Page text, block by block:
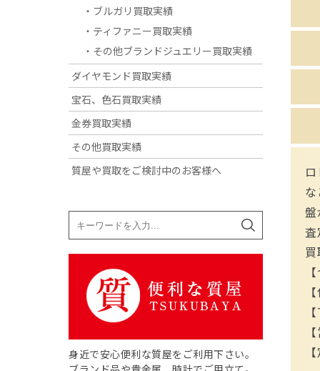
盤
査
・ブルガリ買取実績
・ティファニー買取実績
・その他ブランドジュエリー買取実績
ダイヤモンド買取実績
宝石、色石買取実績
金券買取実績
その他買取実績
質屋や買取をご検討中のお客様へ
身近で安心便利な質屋をご利用下さい。